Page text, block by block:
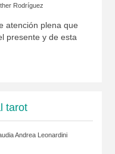
Rodríguez
atención plena que
presente y de esta
tarot
Andrea Leonardini